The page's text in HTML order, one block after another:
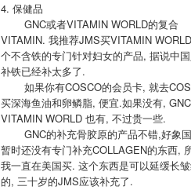
4. 保健品
GNC或者VITAMIN WORLD的复合
VITAMIN. 我推荐JMS买VITAMIN
个不含铁的专门针对妇女的产品, 据说中
补铁已经补太多了.
如果你有COSCO的会员卡, 就去
买深海鱼油和卵鳞脂, 便宜.如果没有,
VITAMIN WORLD 也有, 不过贵一些.
GNC的补充骨胶原的产品不错,好象
暂时还没有专门补充COLLAGEN的东西,
我一直在美国买. 这个东西是可以延缓长
的, 三十岁的JMS应该补充了.